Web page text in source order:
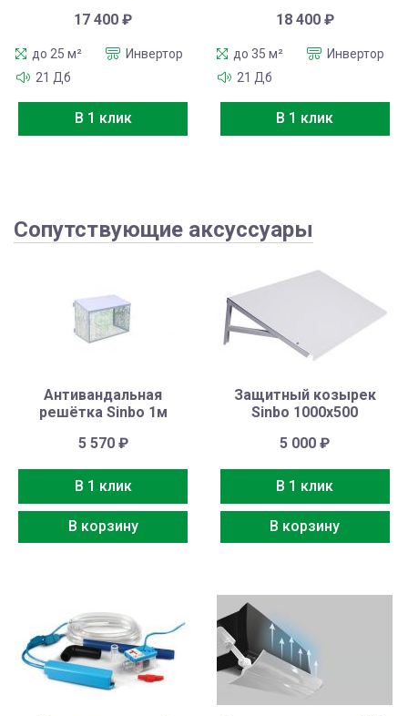
17 400₽
до 25 м²
Инвертор
21 Дб
В 1 клик
18 400 ₽
до 35 м²
Инвертор
21 Дб
В 1 клик
Сопутствующие аксуссуары
Антивандальная
решётка Sinbo 1м
5 570 ₽
В 1 клик
В корзину
Защитный козырек
Sinbo 1000х500
5 000₽
В 1 клик
В корзину